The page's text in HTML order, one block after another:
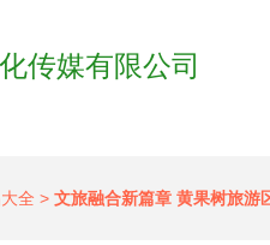
传媒有限公司
全 > 文旅融合新篇章 黄果树旅游